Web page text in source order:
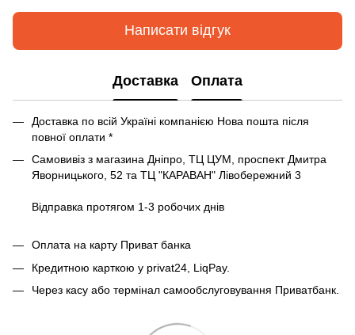
Написати відгук
Доставка Оплата
Доставка по всій Україні компанією Нова пошта після
повної оплати *
Самовивіз з магазина Дніпро, ТЦ ЦУМ, проспект Дмитра
Яворницького, 52 та ТЦ "КАРАВАН" Лівобережний 3
Відправка протягом 1-3 робочих днів
Оплата на карту Приват банка
Кредитною карткою у privat24, LiqPay.
Через касу або термінал самообслуговування Приватбанк.